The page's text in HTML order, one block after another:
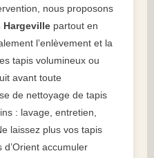
nous proposons
Hargeville partout en
l’enlèvement et la
tapis volumineux ou
avant toute
de nettoyage de tapis
: lavage, entretien,
laissez plus vos tapis
accumuler